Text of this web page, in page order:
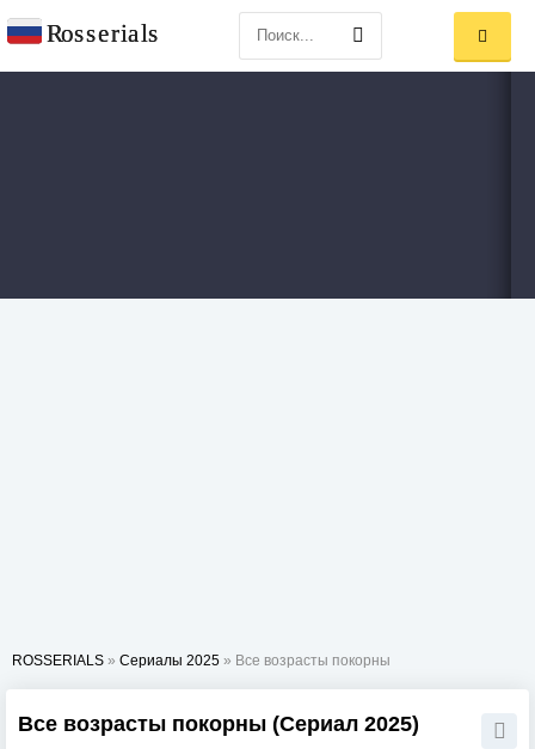
ROSSERIALS » Сериалы 2025 » Все возрасты покорны
Все возрасты покорны (Сериал 2025)